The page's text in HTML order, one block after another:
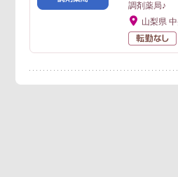
調剤薬局♪
山梨県